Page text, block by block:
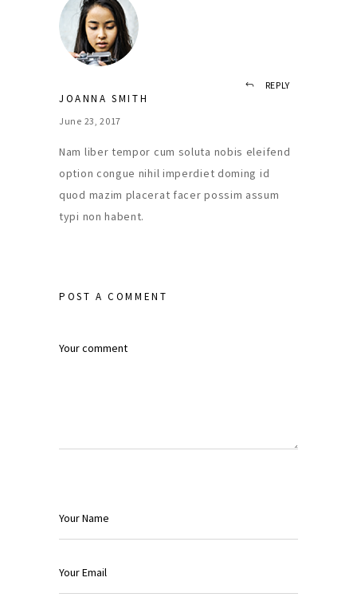
REPLY
JOANNA SMITH
June 23, 2017
Nam liber tempor cum soluta nobis eleifend
option congue nihil imperdiet doming id
quod mazim placerat facer possim assum
typi non habent.
POST A COMMENT